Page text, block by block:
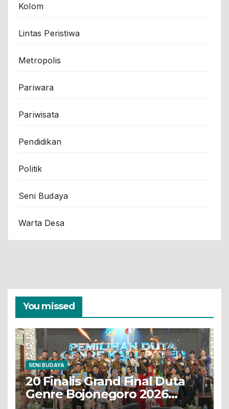
Kolom
Lintas Peristiwa
Metropolis
Pariwara
Pariwisata
Pendidikan
Politik
Seni Budaya
Warta Desa
You missed
SENI BUDAYA
20 Finalis Grand Final Duta
Genre Bojonegoro 2026